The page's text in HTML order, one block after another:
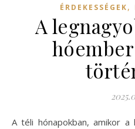
ÉRDEKESSÉGEK,
A
A téli hónapokban, amikor a hó vastagon borítja a tájat,